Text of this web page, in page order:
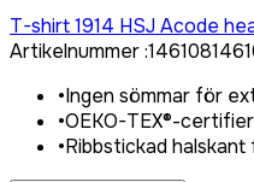
T-shirt 1914 HSJ Acode
Artikelnummer:146108
•Ingen sömmar för
•OEKO-TEX®-
•Ribbstickad